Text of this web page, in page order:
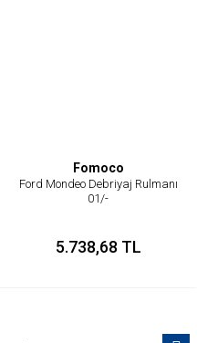
Fomoco
Ford Mondeo Debriyaj Rulmanı
01/-
5.738,68 TL